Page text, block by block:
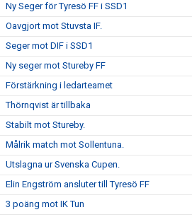
Ny Seger för Tyresö FF i SSD1
Oavgjort mot Stuvsta IF.
Seger mot DIF i SSD1
Ny seger mot Stureby FF
Förstärkning i ledarteamet
Thörnqvist är tillbaka
Stabilt mot Stureby.
Målrik match mot Sollentuna.
Utslagna ur Svenska Cupen.
Elin Engström ansluter till Tyresö FF
3 poäng mot IK Tun